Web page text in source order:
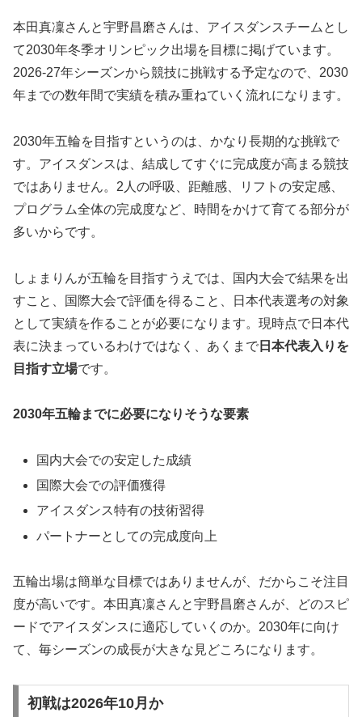
本田真凜さんと宇野昌磨さんは、アイスダンスチームとし
て2030年冬季オリンピック出場を目標に掲げています。
2026-27年シーズンから競技に挑戦する予定なので、2030
年までの数年間で実績を積み重ねていく流れになります。
2030年五輪を目指すというのは、かなり長期的な挑戦で
す。アイスダンスは、結成してすぐに完成度が高まる競技
ではありません。2人の呼吸、距離感、リフトの安定感、
プログラム全体の完成度など、時間をかけて育てる部分が
多いからです。
しょまりんが五輪を目指すうえでは、国内大会で結果を出
すこと、国際大会で評価を得ること、日本代表選考の対象
として実績を作ることが必要になります。現時点で日本代
表に決まっているわけではなく、あくまで 日本代表入りを
目指す立場です。
2030年五輪までに必要になりそうな要素
国内大会での安定した成績
国際大会での評価獲得
アイスダンス特有の技術習得
パートナーとしての完成度向上
五輪出場は簡単な目標ではありませんが、だからこそ注目
度が高いです。本田真凜さんと宇野昌磨さんが、どのスピ
ードでアイスダンスに適応していくのか。2030年に向け
て、毎シーズンの成長が大きな見どころになります。
初戦は2026年10月か